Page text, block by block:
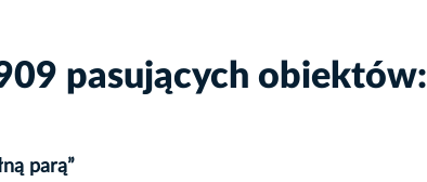
pasujących obiektów:
parą”